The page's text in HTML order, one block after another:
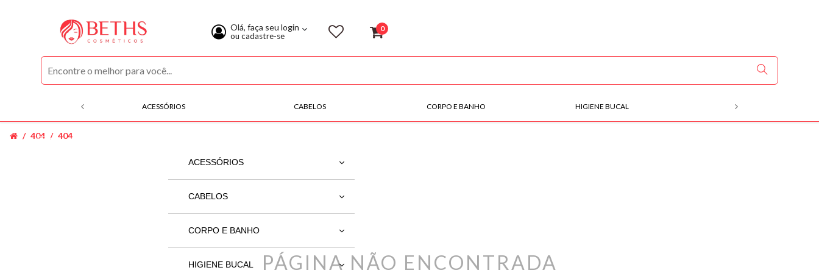
Olá, faça seu login
ou cadastre-se
0
ACESSÓRIOS CABELOS CORPO E BANHO HIGIENE BUCAL MÃOS E PÉS
COMPRE POR CATEGORIAS
ACESSÓRIOS
SECADOR
CABELOS
ACQUAFLORA
ALFAPARF
CORPO E BANHO
AGRADAL
HIGIENE BUCAL
404 404
PÁGINA NÃO ENCONTRADA